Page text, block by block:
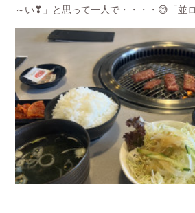
～い❣」と思って一人で・・・・😅「並